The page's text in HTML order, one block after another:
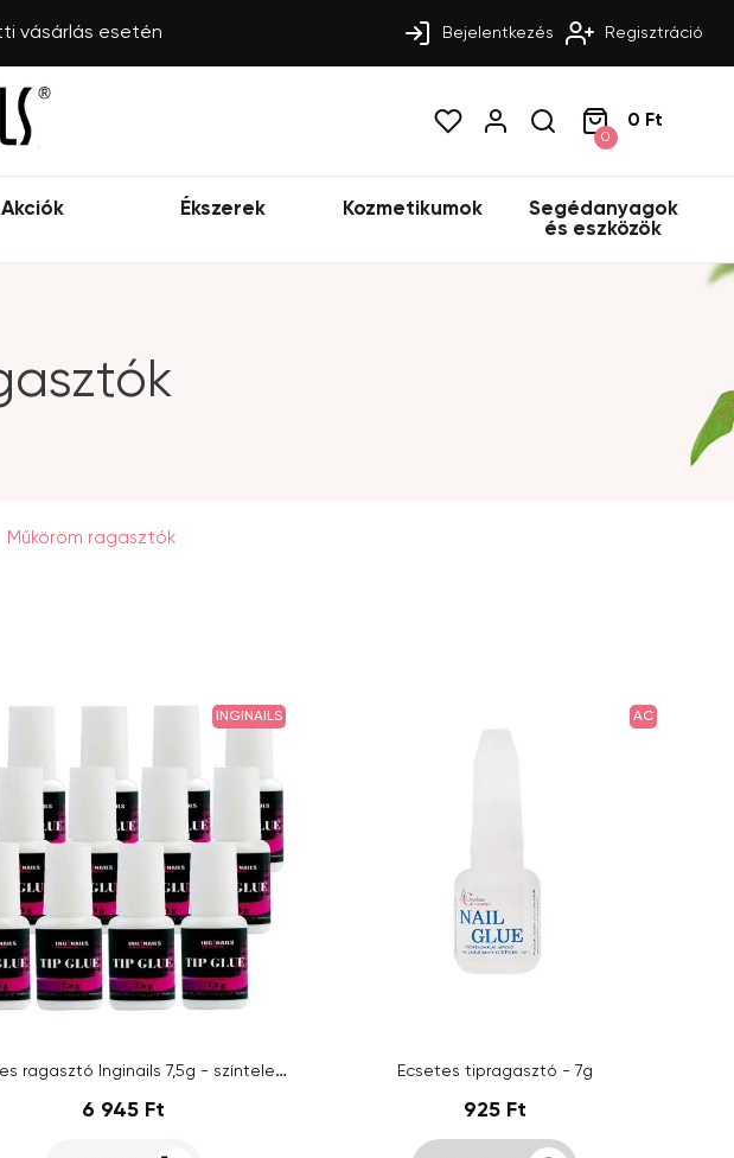
vásárlás esetén Bejelentkezés Regisztráció
0
0 Ft
Akciók Ékszerek Kozmetikumok
Segédanyagok
és eszközök
Műköröm ragasztók
INGINAILS
Ecsetes ragasztó Inginails 7,5g - színtelen, 12db
6 945 Ft
AC
Ecsetes tipragasztó - 7g
925 Ft